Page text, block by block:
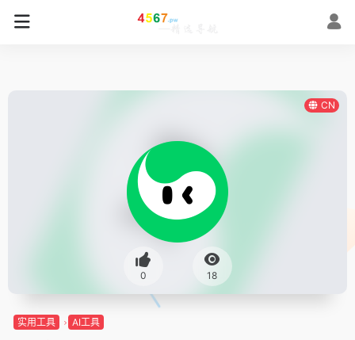
CN
0 18
实用工具 AI工具